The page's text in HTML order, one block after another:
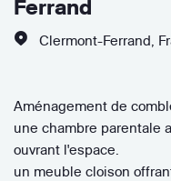
Ferrand
Clermont-Ferrand
Aménagement de
une chambre parentale
ouvrant l'espace.
un meuble cloison